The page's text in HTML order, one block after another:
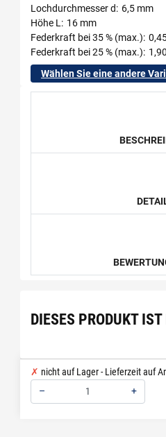
Lochdurchmesser d
6,5 mm
Höhe L
16 mm
Federkraft bei 35 % (max.)
Federkraft bei 25 % (max.)
Wählen Sie eine andere
DIESES PRODUKT
nicht auf Lager - Lieferzeit auf
–
+